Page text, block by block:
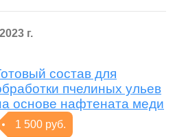
г.
состав для
пчелиных ульев
основе нафтената меди
1 500 руб.